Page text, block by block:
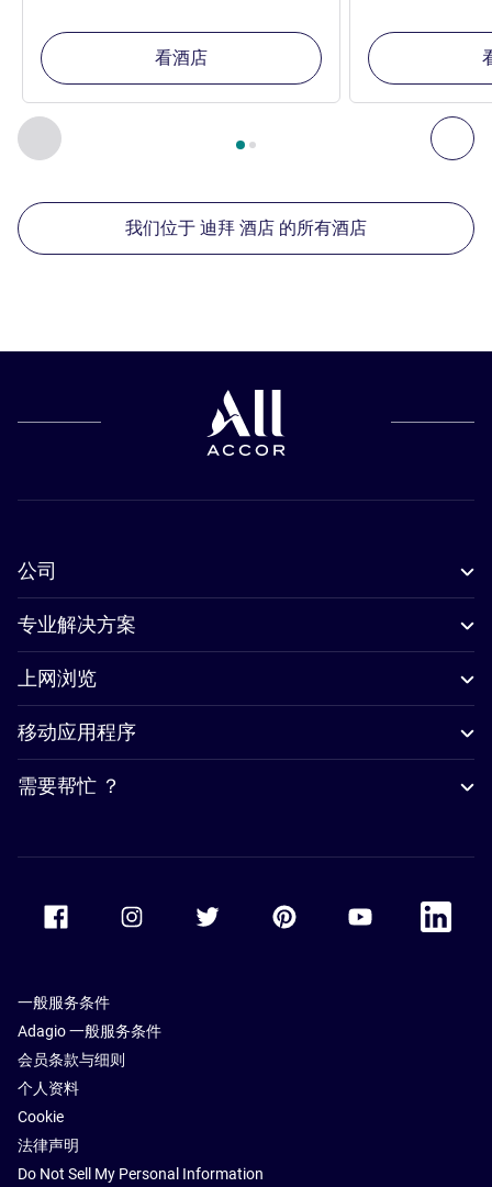
上一个 - 我们在附近的其他酒店 下
第 1页，共 , 我们在附近的其他酒店 1 :, 我们在附近的
看酒店
我们位于 迪拜 酒店 的所有酒店
公司
专业解决方案
上网浏览
移动应用程序
需要帮忙 ？
Accor Facebook Accor TwitterAccor PinterestAccor Youtube
Accor
一般服务条件
Adagio 一般服务条件
会员条款与细则
个人资料
Cookie
法律声明
Do Not Sell My Personal Information